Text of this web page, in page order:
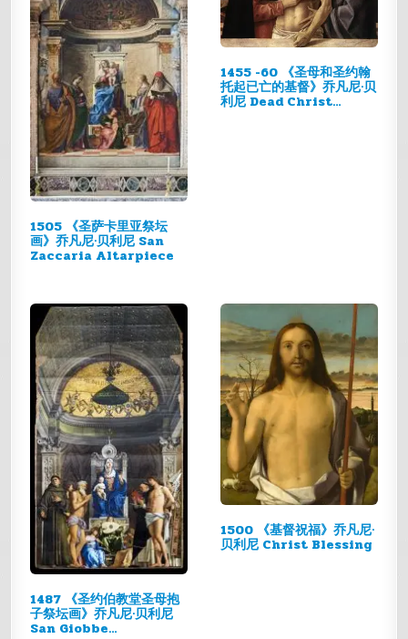
1505 《圣萨卡里亚祭坛
画》乔凡尼·贝利尼 San
Zaccaria Altarpiece
1455 -60 《圣母和圣约翰
托起已亡的基督》乔凡尼·贝
利尼 Dead Christ…
1487 《圣约伯教堂圣母抱
子祭坛画》乔凡尼·贝利尼
San Giobbe
1500 《基督祝福》乔凡尼·
贝利尼 Christ Blessing